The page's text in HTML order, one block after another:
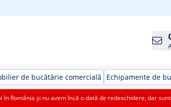
de bucătărie comercială Echipamente de
România și nu avem încă o dată de redeschidere, dar